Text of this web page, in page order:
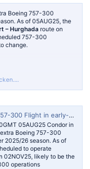
till late-Oct 2025 — AeroRoutes
Condor in recent
filed its initial schedule
Boeing 757-300
As of 05AUG25, the
– Hurghada route on
757-300
change.
and Munich –
unchanged.
early-Nov 2025 — AeroRoutes
05AUG25 Condor in
Boeing 757-300
2025/26 season. As of
to operate
02NOV25, likely to be the
operations